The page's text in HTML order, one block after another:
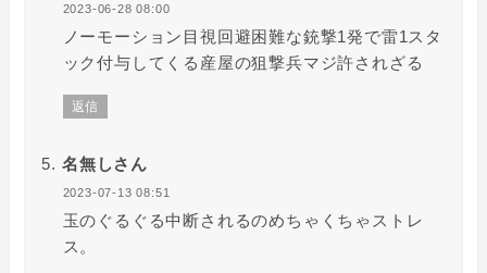
2023-06-28 08:00
ノーモーション目視回避困難な銃撃1発で雷1スタ
ック付与してくる産屋の狙撃兵マジ許されざる
返信
名無しさん
2023-07-13 08:51
玉のぐるぐる中断されるのめちゃくちゃストレ
ス。